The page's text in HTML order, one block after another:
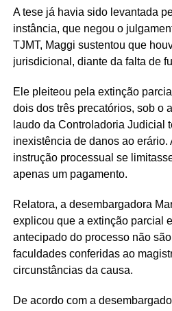
A tese já havia sido levantada
instância, que negou o
TJMT, Maggi sustentou que
jurisdicional, diante da falta de
Ele pleiteou pela extinção
dois dos três precatórios, sob o
laudo da Controladoria Judicial
inexistência de danos ao erário.
instrução processual se
apenas um pagamento.
Relatora, a desembargadora
explicou que a extinção parcial
antecipado do processo não
faculdades conferidas ao
circunstâncias da causa.
De acordo com a